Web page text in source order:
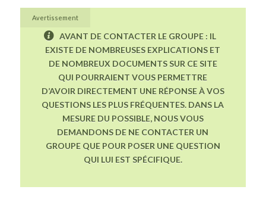
Avertissement
AVANT DE CONTACTER LE GROUPE : IL
EXISTE DE NOMBREUSES EXPLICATIONS ET
DE NOMBREUX DOCUMENTS SUR CE SITE
QUI POURRAIENT VOUS PERMETTRE
D’AVOIR DIRECTEMENT UNE RÉPONSE À VOS
QUESTIONS LES PLUS FRÉQUENTES. DANS LA
MESURE DU POSSIBLE, NOUS VOUS
DEMANDONS DE NE CONTACTER UN
GROUPE QUE POUR POSER UNE QUESTION
QUI LUI EST SPÉCIFIQUE.